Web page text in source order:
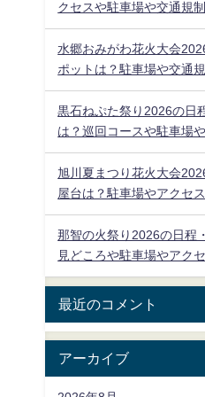
クセスや駐車場や交通規
水郷おみがわ花火大会
ポットは？駐車場や交通
黒石ねぷた祭り2026の日
は？巡回コースや駐車場
旭川夏まつり花火大会
屋台は？駐車場やアクセ
那智の火祭り2026の日程
見どころや駐車場やアク
最近のコメント
アーカイブ